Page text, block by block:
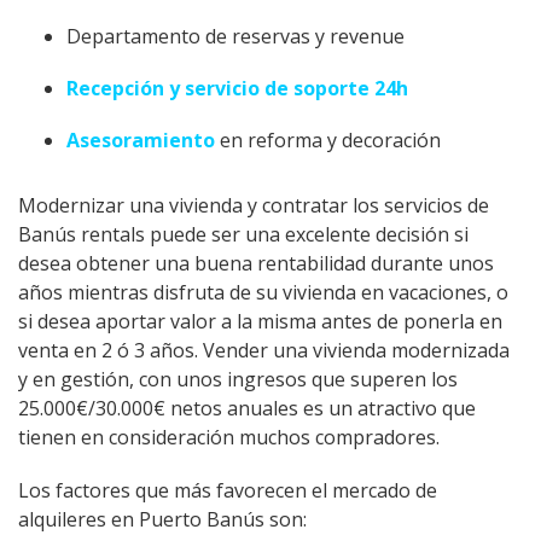
Departamento de reservas y revenue
Recepción y servicio de soporte 24h
Asesoramientoen reforma y decoración
Modernizar una vivienda y contratar los servicios de
Banús rentals puede ser una excelente decisión si
desea obtener una buena rentabilidad durante unos
años mientras disfruta de su vivienda en vacaciones, o
si desea aportar valor a la misma antes de ponerla en
venta en 2 ó 3 años. Vender una vivienda modernizada
y en gestión, con unos ingresos que superen los
25.000€/30.000€ netos anuales es un atractivo que
tienen en consideración muchos compradores.
Los factores que más favorecen el mercado de
alquileres en Puerto Banús son: